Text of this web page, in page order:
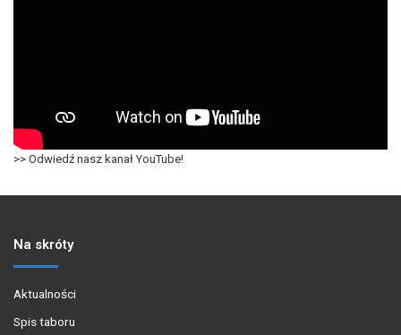
>> Odwiedź nasz kanał YouTube!
Na skróty
Aktualności
Spis taboru